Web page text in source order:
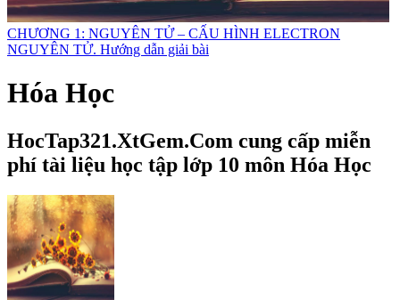
CHƯƠNG 1: NGUYÊN TỬ – CẤU HÌNH ELECTRON
NGUYÊN TỬ. Hướng dẫn giải bài
Hóa Học
HocTap321.XtGem.Com cung cấp miễn
phí tài liệu học tập lớp 10 môn Hóa Học